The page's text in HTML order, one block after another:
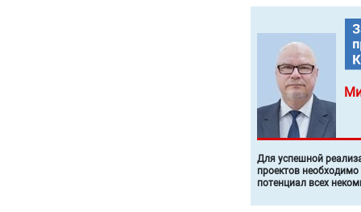
Для успешной
проектов
потенциал всех